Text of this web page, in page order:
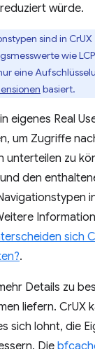
würde.
sind in CrUX
wie
eine
basiert.
eigenes Real
um Zugriffe
unterteilen zu
den
sich
.
Details zu
liefern. CrUX
sich lohnt, die
Die